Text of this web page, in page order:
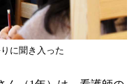
に聞き入った